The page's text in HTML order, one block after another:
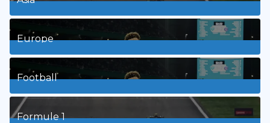
1Posts
Europe
3Posts
Football
8Posts
Formule 1